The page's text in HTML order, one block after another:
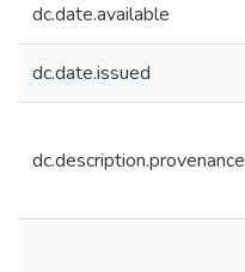
dc.date.available
dc.date.issued
dc.description.provenance